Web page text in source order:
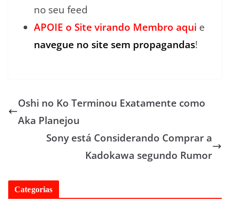
no seu feed
APOIE o Site virando Membro aqui e
navegue no site sem propagandas!
Oshi no Ko Terminou Exatamente como
Aka Planejou
Sony está Considerando Comprar a
Kadokawa segundo Rumor
Categorias